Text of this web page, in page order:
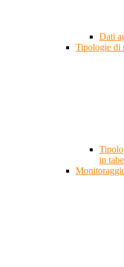
Dati
Tipologie di
in